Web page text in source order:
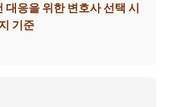
대응을 위한 변호사 선택 시
기준